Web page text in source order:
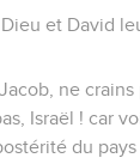
et David
ne
Israël ! car
du